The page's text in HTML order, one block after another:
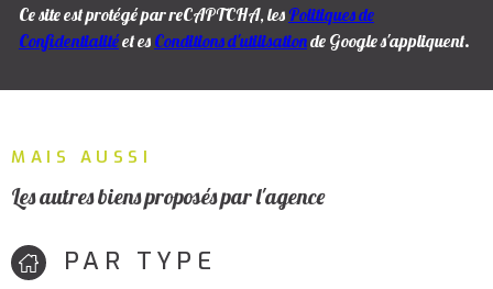
Ce site est protégé par reCAPTCHA, lesPolitiques de
Confidentialitéet es Conditions d'utilisationde Google s'appliquent.
MAIS AUSSI
Les autres biens proposés par l'agence
PAR TYPE